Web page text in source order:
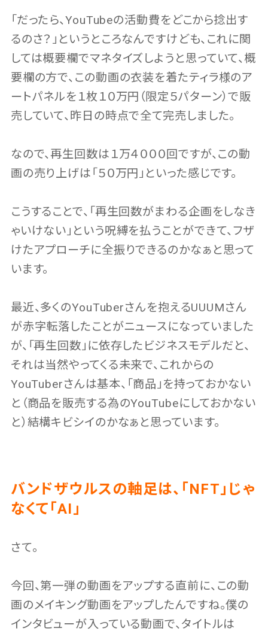
「だったら、YouTubeの活動費をどこから捻出す
るのさ？」というところなんですけども、これに関
しては概要欄でマネタイズしようと思っていて、概
要欄の方で、この動画の衣装を着たティラ様のア
ートパネルを１枚１０万円（限定５パターン）で販
売していて、昨日の時点で全て完売しました。
なので、再生回数は１万４０００回ですが、この動
画の売り上げは「５０万円」といった感じです。
こうすることで、「再生回数がまわる企画をしなき
ゃいけない」という呪縛を払うことができて、フザ
けたアプローチに全振りできるのかなぁと思って
います。
最近、多くのYouTuberさんを抱えるUUUMさん
が赤字転落したことがニュースになっていました
が、「再生回数」に依存したビジネスモデルだと、
それは当然やってくる未来で、これからの
YouTuberさんは基本、「商品」を持っておかない
と（商品を販売する為のYouTubeにしておかない
と）結構キビシイのかなぁと思っています。
バンドザウルスの軸足は、「NFT」じゃ
なくて「AI」
さて。
今回、第一弾の動画をアップする直前に、この動
画のメイキング動画をアップしたんですね。僕の
インタビューが入っている動画で、タイトルは